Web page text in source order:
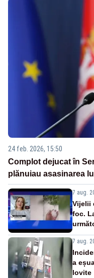
24 feb. 2026, 15:50
Complot dejucat în
plănuiau asasinarea
7 aug.
Vijelii
foc.
7 aug.
a
lovite